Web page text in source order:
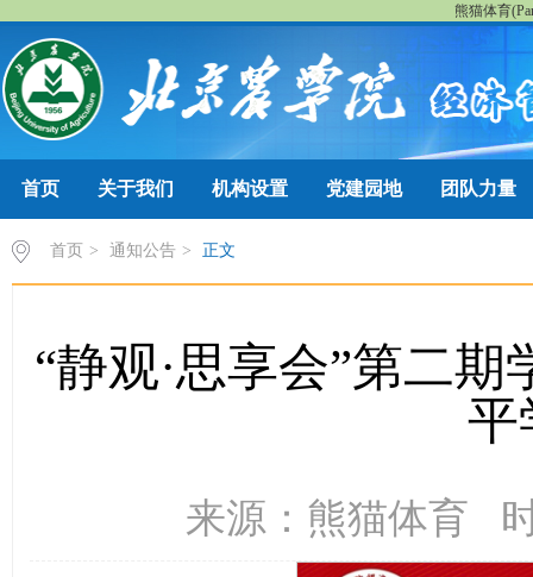
熊猫体育
首页 关于我们 机构设置 党建园地 团队力量
首页 > 通知公告 > 正文
“静观·思享会”第二
平
来源：​熊猫体育